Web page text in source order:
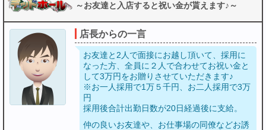
～お友達と入店すると祝い金が貰えます♪～
店長からの一言
お友達と2人で面接にお越し頂いて、採用に
なった方、全員に２人で合わせてお祝い金と
して3万円をお贈りさせていただきます♪
※お一人採用で1万５千円、お二人採用で3万
円
採用後合計出勤日数が20日経過後に支給。
仲の良いお友達や、お仕事場の同僚などお誘